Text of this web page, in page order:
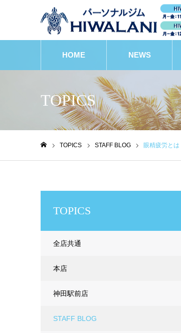
HOME NEWS
TOPICS
TOPICS STAFF BLOG 眼精疲労とは
TOPICS
全店共通
本店
神田駅前店
STAFF BLOG